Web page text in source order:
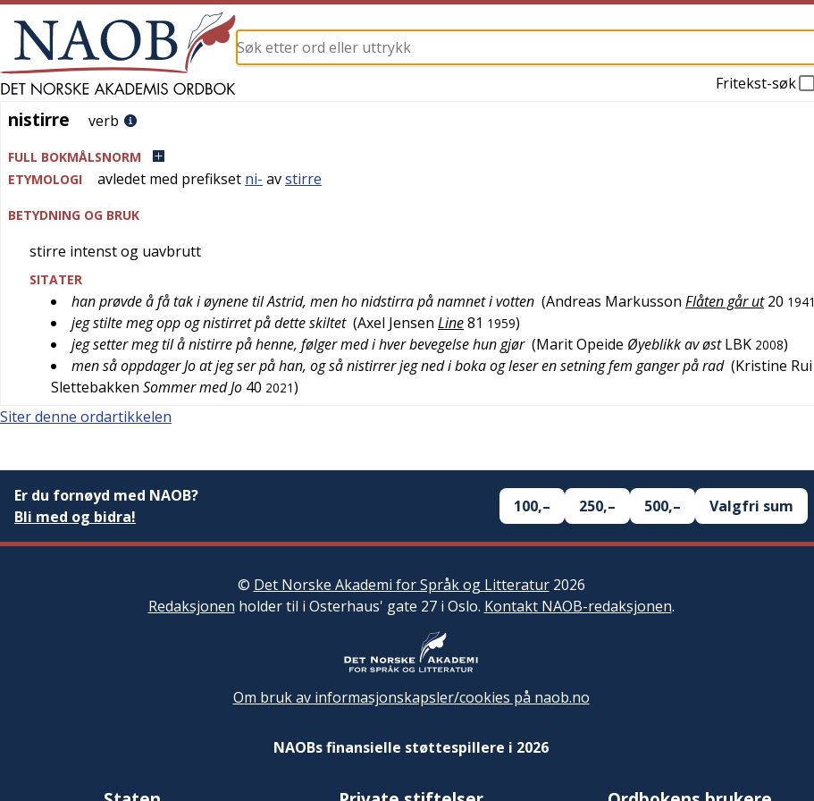
Fritekst-søk
nistirre
nistirre verb
FULL BOKMÅLSNORM
ETYMOLOGI
avledet med prefikset ni- avstirre
BETYDNING OG BRUK
stirre intenst og uavbrutt
SITATER
han prøvde å få tak i øynene til Astrid, men ho nidstirra på namnet i votten (Andreas Markusson Flåten går ut 20 1941
jeg stilte meg opp og nistirret på dette skiltet (Axel Jensen Line81 1959)
jeg setter meg til å nistirre på henne, følger med i hver bevegelse hun gjør (Marit Opeide Øyeblikk av øst LBK 2008)
men så oppdager Jo at jeg ser på han, og så nistirrer jeg ned i boka og leser en setning fem ganger på rad (Kristine Rui
Slettebakken Sommer med Jo 40 2021)
Siter denne ordartikkelen
Er du fornøyd med NAOB?
Bli med og bidra!
100,– 250,– 500,– Valgfri sum
© Det Norske Akademi for Språk og Litteratur2026
Redaksjonen holder til i Osterhaus' gate 27 i Oslo. Kontakt NAOB-redaksjonen.
Om bruk av informasjonskapsler/cookies på naob.no
NAOBs finansielle støttespillere i 2026